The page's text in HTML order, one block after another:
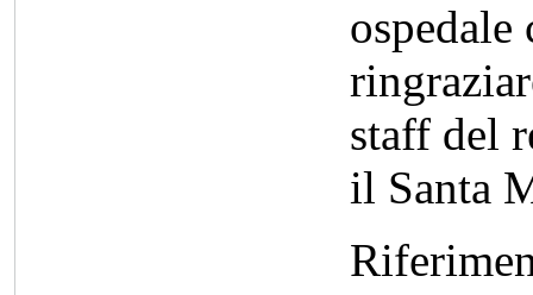
ospedale
staff del
il Santa